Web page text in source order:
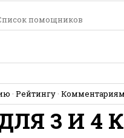
помощников
· Рейтингу·
3 И 4